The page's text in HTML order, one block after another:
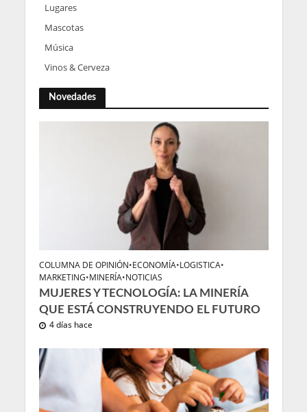
Lugares
Mascotas
Música
Vinos & Cerveza
Novedades
COLUMNA DE OPINIÓN•ECONOMÍA•LOGISTICA•
MARKETING•MINERÍA•NOTICIAS
MUJERES Y TECNOLOGÍA: LA MINERÍA
QUE ESTÁ CONSTRUYENDO EL FUTURO
4 días hace